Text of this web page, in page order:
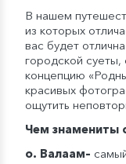
В нашем
из которых
вас будет
городской суеты,
концепцию
красивых
ощутить
Чем знамениты
о. Валаам–